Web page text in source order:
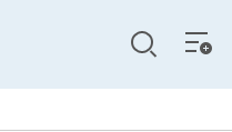
전체
메뉴